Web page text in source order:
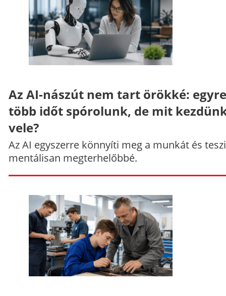
Az AI-nászút nem tart örökké: egyre
több időt spórolunk, de mit
vele?
Az AI egyszerre könnyíti meg a munkát és
mentálisan megterhelőbbé.